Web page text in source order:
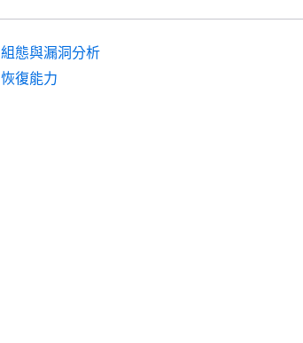
組態與漏洞分析
恢復能力